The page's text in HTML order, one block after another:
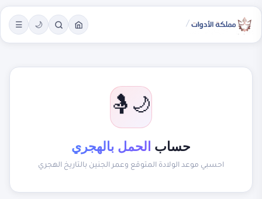
/
🌙
☰
🌙🤱
حساب الحمل بالهجري
احسبي موعد الولادة المتوقع وعمر الجنين بالتاريخ الهجري